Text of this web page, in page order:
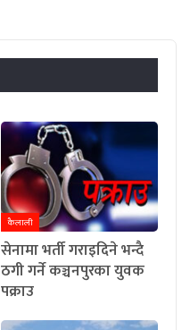
कैलाली
सेनामा भर्ती गराइदिने भन्दै
ठगी गर्ने कञ्चनपुरका युवक
पक्राउ